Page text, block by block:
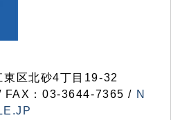
区北砂4丁目19-32
FAX：03-3644-7365 / N